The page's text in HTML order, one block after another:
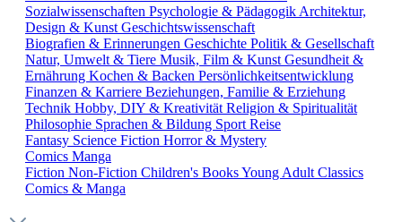
Sozialwissenschaften Psychologie & Pädagogik Architektur,
Design & Kunst Geschichtswissenschaft
Biografien & Erinnerungen Geschichte Politik & Gesellschaft
Natur, Umwelt & Tiere Musik, Film & Kunst Gesundheit &
Ernährung Kochen & Backen Persönlichkeitsentwicklung
Finanzen & Karriere Beziehungen, Familie & Erziehung
Technik Hobby, DIY & Kreativität Religion & Spiritualität
Philosophie Sprachen & Bildung Sport Reise
Fantasy Science Fiction Horror & Mystery
Comics Manga
Fiction Non-Fiction Children's BooksYoung Adult Classics
Comics & Manga